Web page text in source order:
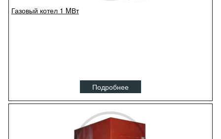
Газовый котел 1 MВт
Подробнее